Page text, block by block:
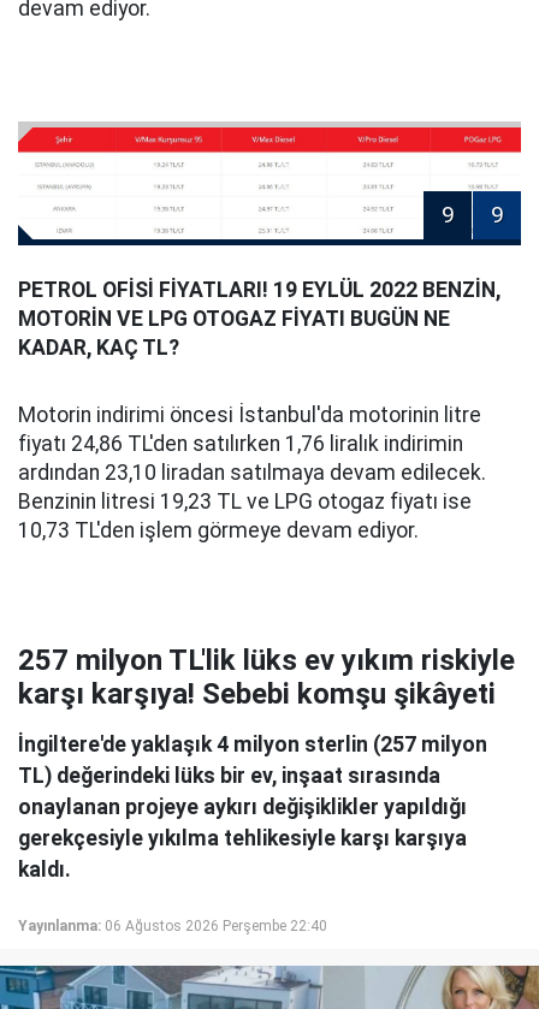
devam ediyor.
9 9
PETROL OFİSİ FİYATLARI! 19 EYLÜL 2022 BENZİN,
MOTORİN VE LPG OTOGAZ FİYATI BUGÜN NE
KADAR, KAÇ TL?
Motorin indirimi öncesi İstanbul'da motorinin litre
fiyatı 24,86 TL'den satılırken 1,76 liralık indirimin
ardından 23,10 liradan satılmaya devam edilecek.
Benzinin litresi 19,23 TL ve LPG otogaz fiyatı ise
10,73 TL'den işlem görmeye devam ediyor.
257 milyon TL'lik lüks ev yıkım riskiyle
karşı karşıya! Sebebi komşu şikâyeti
İngiltere'de yaklaşık 4 milyon sterlin (257 milyon
TL) değerindeki lüks bir ev, inşaat sırasında
onaylanan projeye aykırı değişiklikler yapıldığı
gerekçesiyle yıkılma tehlikesiyle karşı karşıya
kaldı.
Yayınlanma: 06 Ağustos 2026 Perşembe 22:40